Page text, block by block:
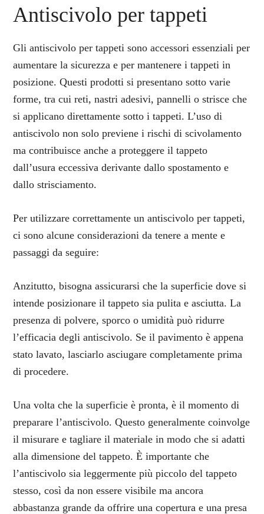
Antiscivolo per tappeti
Gli antiscivolo per tappeti sono accessori essenziali per
aumentare la sicurezza e per mantenere i tappeti in
posizione. Questi prodotti si presentano sotto varie
forme, tra cui reti, nastri adesivi, pannelli o strisce che
si applicano direttamente sotto i tappeti. L’uso di
antiscivolo non solo previene i rischi di scivolamento
ma contribuisce anche a proteggere il tappeto
dall’usura eccessiva derivante dallo spostamento e
dallo strisciamento.
Per utilizzare correttamente un antiscivolo per tappeti,
ci sono alcune considerazioni da tenere a mente e
passaggi da seguire:
Anzitutto, bisogna assicurarsi che la superficie dove si
intende posizionare il tappeto sia pulita e asciutta. La
presenza di polvere, sporco o umidità può ridurre
l’efficacia degli antiscivolo. Se il pavimento è appena
stato lavato, lasciarlo asciugare completamente prima
di procedere.
Una volta che la superficie è pronta, è il momento di
preparare l’antiscivolo. Questo generalmente coinvolge
il misurare e tagliare il materiale in modo che si adatti
alla dimensione del tappeto. È importante che
l’antiscivolo sia leggermente più piccolo del tappeto
stesso, così da non essere visibile ma ancora
abbastanza grande da offrire una copertura e una presa